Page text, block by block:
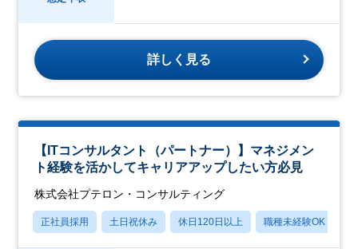
詳しく見る
【ITコンサルタント（パートナー）】マネジメン
ト経験を活かしてキャリアアップしたい方必見
株式会社プテロン・コンサルティング
正社員採用 土日祝休み 休日120日以上 職種未経験OK